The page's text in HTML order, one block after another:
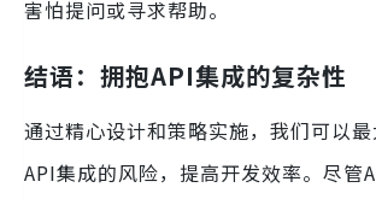
害怕提问或寻求帮助。
结语：拥抱API集成的复杂性
通过精心设计和策略实施，我们可以
API集成的风险，提高开发效率。尽管